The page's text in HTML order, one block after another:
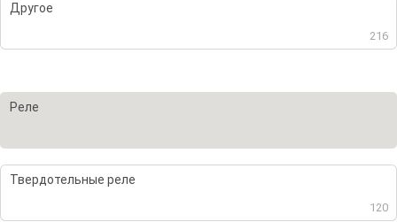
Другое
216
Реле
Твердотельные реле
120